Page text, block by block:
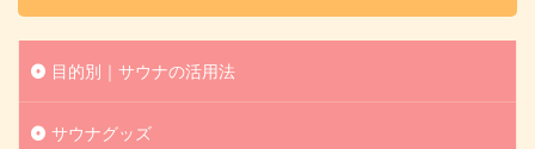
目的別｜サウナの活用法
サウナグッズ